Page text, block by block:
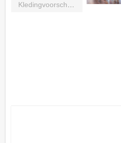
Kledingvoorschriften voor Dansopleidingen